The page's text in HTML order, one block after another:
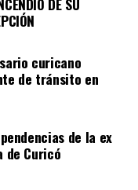
curicano
de tránsito en
de la ex
de Curicó